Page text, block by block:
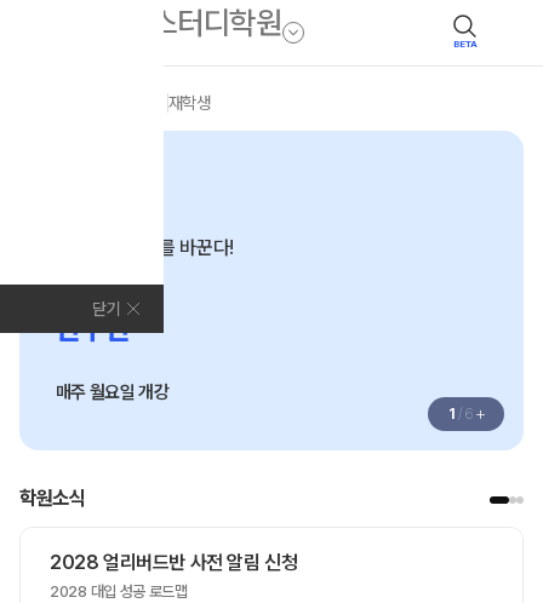
BETA
닫기
재학생
반년이면 결과를 바꾼다!
2027
반수반
매주 월요일 개강
1 / 6 +
학원소식
2028 얼리버드반 사전 알림 신청
2028 대입 성공 로드맵